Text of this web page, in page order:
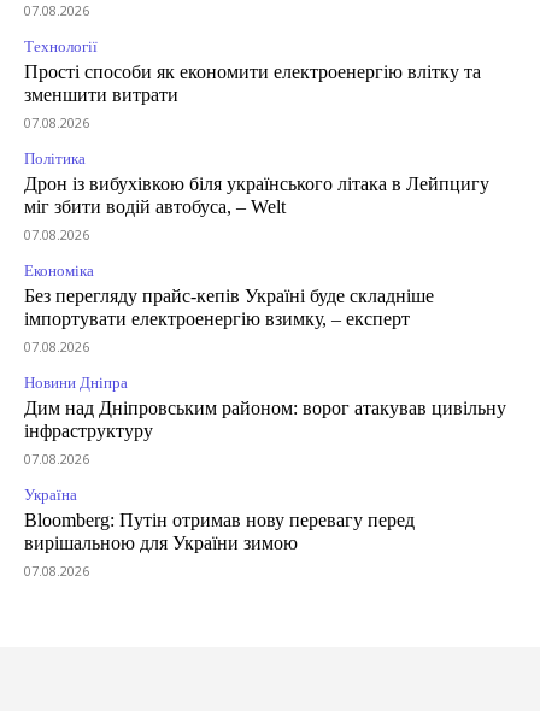
07.08.2026
Технології
Прості способи як економити електроенергію влітку та
зменшити витрати
07.08.2026
Політика
Дрон із вибухівкою біля українського літака в Лейпцигу
міг збити водій автобуса, – Welt
07.08.2026
Економіка
Без перегляду прайс-кепів Україні буде складніше
імпортувати електроенергію взимку, – експерт
07.08.2026
Новини Дніпра
Дим над Дніпровським районом: ворог атакував цивільну
інфраструктуру
07.08.2026
Україна
Bloomberg: Путін отримав нову перевагу перед
вирішальною для України зимою
07.08.2026